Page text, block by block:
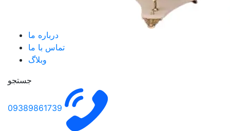
درباره ما
تماس با ما
وبلاگ
جستجو
09389861739